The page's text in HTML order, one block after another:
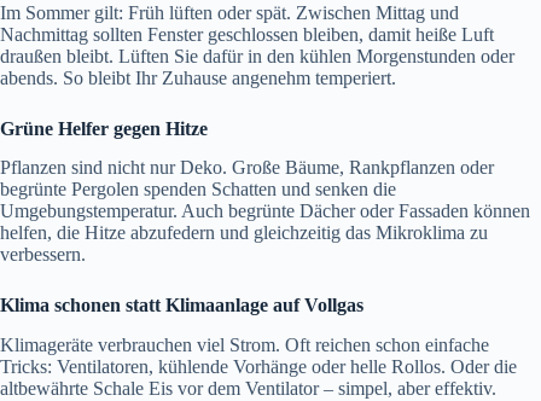
Im Sommer gilt: Früh lüften oder spät. Zwischen Mittag und
Nachmittag sollten Fenster geschlossen bleiben, damit heiße Luft
draußen bleibt. Lüften Sie dafür in den kühlen Morgenstunden oder
abends. So bleibt Ihr Zuhause angenehm temperiert.
Grüne Helfer gegen Hitze
Pflanzen sind nicht nur Deko. Große Bäume, Rankpflanzen oder
begrünte Pergolen spenden Schatten und senken die
Umgebungstemperatur. Auch begrünte Dächer oder Fassaden können
helfen, die Hitze abzufedern und gleichzeitig das Mikroklima zu
verbessern.
Klima schonen statt Klimaanlage auf Vollgas
Klimageräte verbrauchen viel Strom. Oft reichen schon einfache
Tricks: Ventilatoren, kühlende Vorhänge oder helle Rollos. Oder die
altbewährte Schale Eis vor dem Ventilator – simpel, aber effektiv.